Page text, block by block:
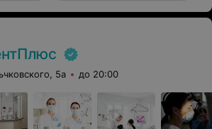
5а до 20:00